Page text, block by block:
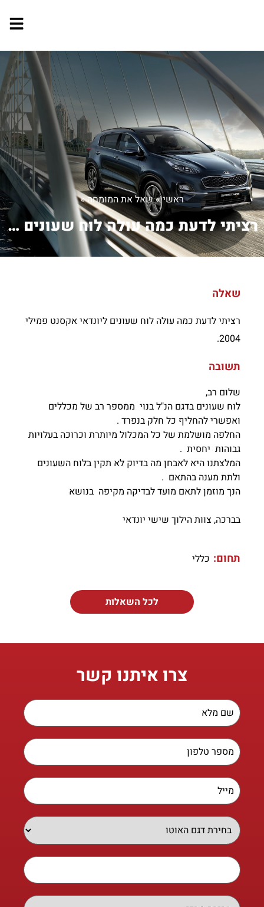
ראשי»שאל את המומחה»
רציתי לדעת כמה עולה לוח שעונים ליונדא...
שאלה
רציתי לדעת כמה עולה לוח שעונים ליונדאי אקסנט פמילי
2004.
תשובה
שלום רב,
לוח שעונים בדגם הנ"ל בנוי ממספר רב של מכללים
ואפשרי להחליף כל חלק בנפרד .
החלפה מושלמת של כל המכלול מיותרת וכרוכה בעלויות
גבוהות יחסית .
המלצתנו היא לאבחן מה בדיוק לא תקין בלוח השעונים
ולתת מענה בהתאם .
הנך מוזמן לתאם מועד לבדיקה מקיפה בנושא
בברכה, צוות הילוך שישי יונדאי
תחום: כללי
לכל השאלות
צרו איתנו קשר